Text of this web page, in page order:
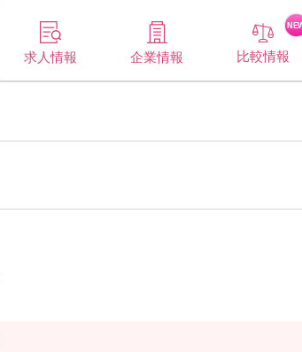
求人情報 企業情報 比較情報